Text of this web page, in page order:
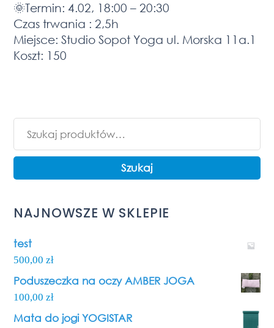
🌞Termin: 4.02, 18:00 – 20:30
Czas trwania : 2,5h
Miejsce: Studio Sopot Yoga ul. Morska 11a.1
Koszt: 150
Szukaj
NAJNOWSZE W SKLEPIE
test
500,00zł
Poduszeczka na oczy AMBER JOGA
100,00zł
Mata do jogi YOGISTAR